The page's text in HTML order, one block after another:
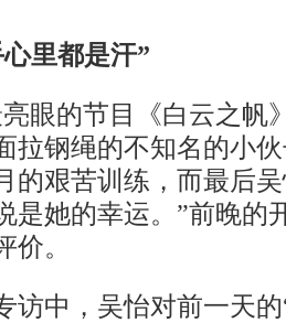
里都是汗”
的节目《白云之帆
拉钢绳的不知名的小
的艰苦训练，而最后
是她的幸运。”前晚的
价。
中，吴怡对前一天的